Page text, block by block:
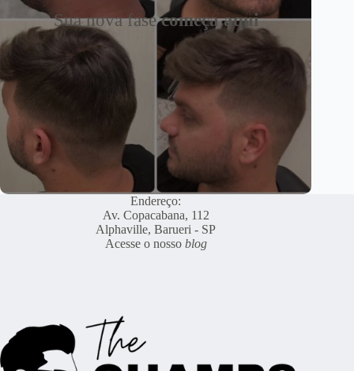
Sua nova fasecomeça aqui
Endereço:
Av. Copacabana, 112
Alphaville, Barueri - SP
Acesse o nosso blog